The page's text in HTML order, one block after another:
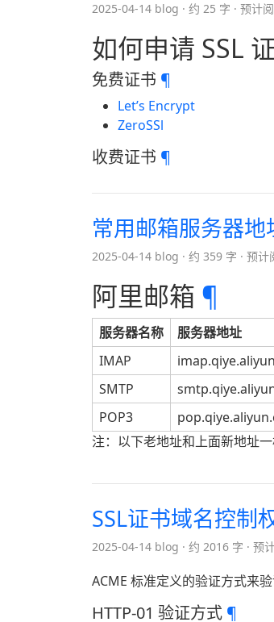
2025-04-14 blog 约 25 字 预计
如何申请 SSL
免费证书 ¶
Let’s Encrypt
ZeroSSl
收费证书 ¶
常用邮箱服务器地
2025-04-14 blog 约 359 字 预计
阿里邮箱 ¶
服务器名称 服务器地址
IMAP
SMTP
POP3
注：以下老地址和上面新地址
SSL证书域名控制
2025-04-14 blog 约 2016 字 预
ACME 标准定义的验证方式来
HTTP-01 验证方式 ¶